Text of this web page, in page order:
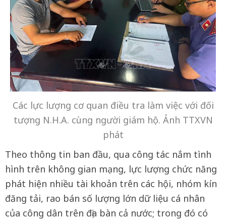
Các lực lượng cơ quan điều tra làm việc với đối
tượng N.H.A. cùng người giám hộ. Ảnh TTXVN
phát
Theo thông tin ban đầu, qua công tác nắm tình
hình trên không gian mạng, lực lượng chức năng
phát hiện nhiều tài khoản trên các hội, nhóm kín
đăng tải, rao bán số lượng lớn dữ liệu cá nhân
của công dân trên địa bàn cả nước; trong đó có